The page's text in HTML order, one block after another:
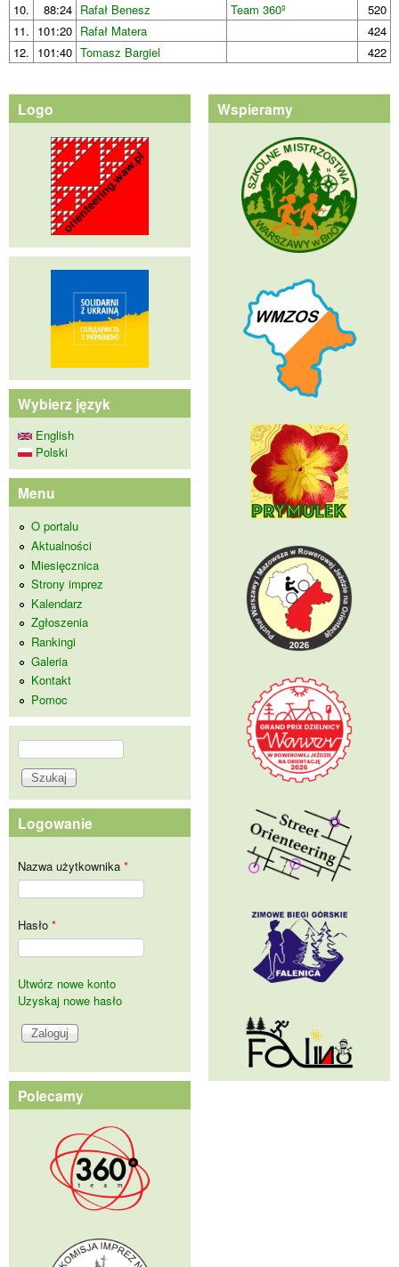
10.
88:24 Rafał Benesz Team 360º
520
11. 101:20 Rafał Matera
424
12. 101:40 Tomasz Bargiel 422
Logo
Wybierz język
English
Polski
Menu
O portalu
Aktualności
Miesięcznica
Strony imprez
Kalendarz
Zgłoszenia
Rankingi
Galeria
Kontakt
Pomoc
Formularz wyszukiwania
Szukaj
Logowanie
Nazwa użytkownika *
Hasło *
Utwórz nowe konto
Uzyskaj nowe hasło
Polecamy
Wspieramy